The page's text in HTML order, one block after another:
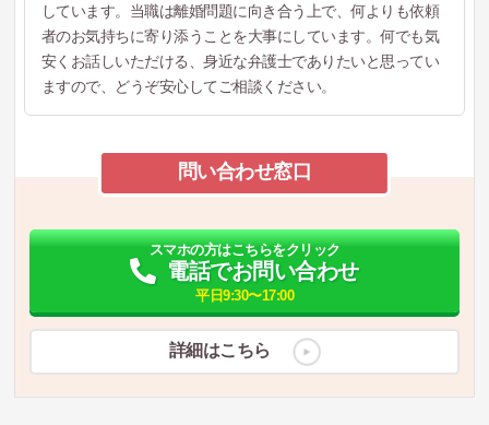
しています。当職は離婚問題に向き合う上で、何よりも依頼
者のお気持ちに寄り添うことを大事にしています。何でも気
安くお話しいただける、身近な弁護士でありたいと思ってい
ますので、どうぞ安心してご相談ください。
問い合わせ窓口
スマホの方はこちらをクリック
電話でお問い合わせ
平日9:30〜17:00
詳細はこちら